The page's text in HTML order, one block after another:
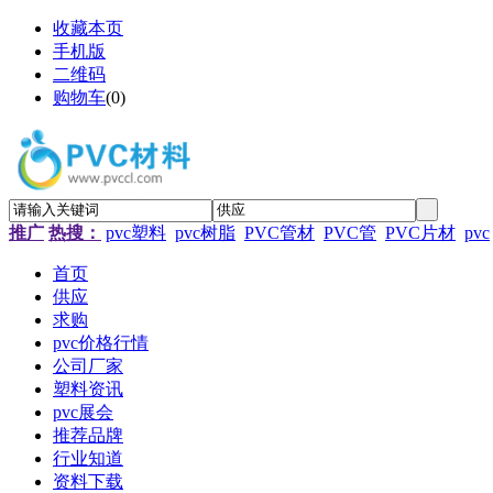
收藏本页
手机版
二维码
购物车(0)
推广 热搜： pvc塑料 pvc树脂 PVC管材 PVC管 PVC片材 pvc
首页
供应
求购
pvc价格行情
公司厂家
塑料资讯
pvc展会
推荐品牌
行业知道
资料下载